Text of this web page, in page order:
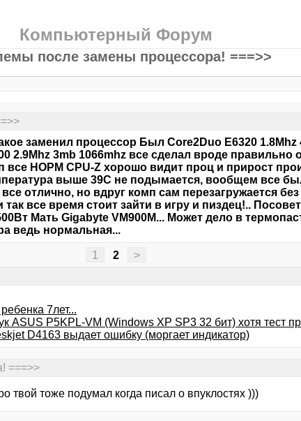
Компьютерный Форум
после замены процессора! ===>>
заменил процессор Был Core2Duo E6320
2.9Mhz 3mb 1066mhz все сделал вроде правильно
все НОРМ CPU-Z хорошо видит проц и прирост
выше 39С не подымается, вообщем все
отлично, но вдруг комп сам перезагружается
так все время стоит зайти в игру и пиздец!..
Мать Gigabyte VM900M... Может дело в
ведь нормальная...
1 2 >
7лет...
ASUS P5KPL-VM (Windows XP SP3 32 бит) хотя тест
D4163 выдает ошибку (моргает индикатор)
===>>
твой тоже подумал когда писал о впуклостях )))